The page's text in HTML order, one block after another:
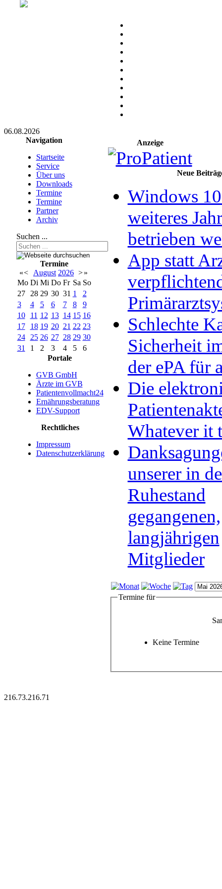
06.08.2026
Navigation
Startseite
Service
Über uns
Downloads
Termine
Termine
Partner
Archiv
Suchen ...
Termine
«< August 2026 >»
Mo Di Mi Do Fr Sa So
27
28 29 30 31 1
2
3
4 5 6 7 8
9
10
11 12 13 14 15 16
17
18 19 20 21 22 23
24
25 26 27 28 29 30
31
1 2 3 4 5
6
Portale
GVB GmbH
Ärzte im GVB
Patientenvollmacht24
Ernährungsberatung
EDV-Support
Rechtliches
Impressum
Datenschutzerklärung
Anzeige
Neue
Windows
weiteres
betrieben
App statt
Schlechte
Sicherheit
der ePA für
Die
Whatever it
unserer in
Ruhestand
gegangenen,
langjährigen
Mitglieder
Termine für
Keine Termine
216.73.216.71